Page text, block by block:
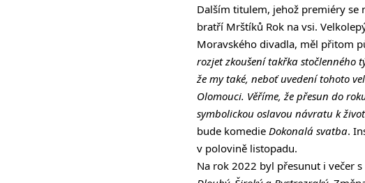
Dalším titulem, jehož premiéry se
bratří Mrštíků Rok na vsi.
Moravského divadla, měl přitom
rozjet zkoušení takřka stočlenného
že my také, neboť uvedení tohoto
Olomouci. Věříme, že přesun do
symbolickou oslavou návratu k
bude komedie Dokonalá svatba.
v polovině listopadu.
Na rok 2022 byl přesunut i večer